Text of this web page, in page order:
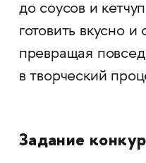
до соусов и
готовить вкусно и
превращая
в творческий
Задание